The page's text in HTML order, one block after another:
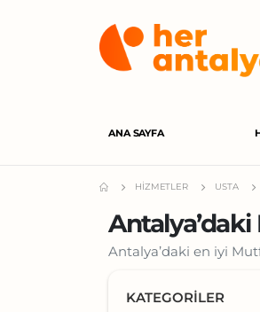
ANA SAYFA
HIZMETLER USTA
Antalya’daki en iyi
KATEGORILER